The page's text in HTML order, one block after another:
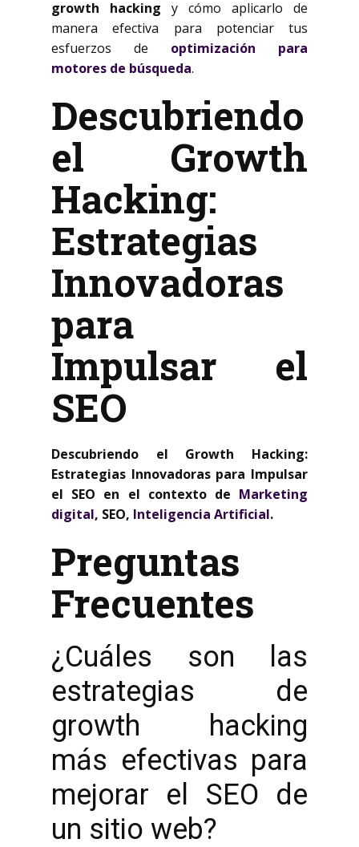
growth hacking y cómo aplicarlo de
manera efectiva para potenciar tus
esfuerzos de optimización para
motores de búsqueda.
Descubriendo
el Growth
Hacking:
Estrategias
Innovadoras
para
Impulsar el
SEO
Descubriendo el Growth Hacking:
Estrategias Innovadoras para Impulsar
el SEO en el contexto de Marketing
digital, SEO, Inteligencia Artificial.
Preguntas
Frecuentes
¿Cuáles son las
estrategias de
growth hacking
más efectivas para
mejorar el SEO de
un sitio web?